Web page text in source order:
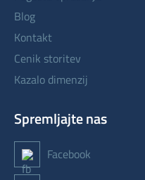
blog
kontakt
cenik storitev
kazalo dimenzij
Spremljajte nas
Facebook